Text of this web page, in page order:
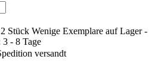
Stück Wenige Exemplare auf Lager -
- 8 Tage
versandt